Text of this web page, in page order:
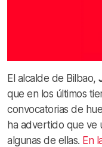
El alcalde de Bilbao,
que en los últimos
convocatorias de
ha advertido que ve
algunas de ellas. En